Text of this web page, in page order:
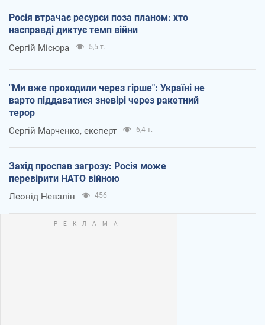
Росія втрачає ресурси поза планом: хто
насправді диктує темп війни
Сергій Місюра 5,5 т.
"Ми вже проходили через гірше": Україні не
варто піддаватися зневірі через ракетний
терор
Сергій Марченко, експерт 6,4 т.
Захід проспав загрозу: Росія може
перевірити НАТО війною
Леонід Невзлін 456